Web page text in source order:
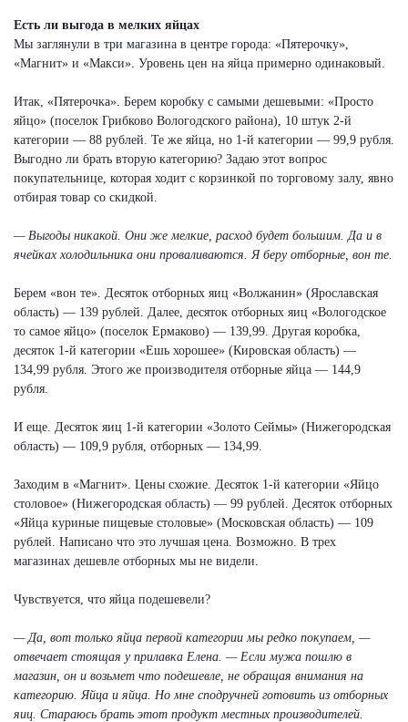
Есть ли выгода в мелких яйцах
Мы заглянули в три магазина в центре города: «Пятерочку»,
«Магнит» и «Макси». Уровень цен на яйца примерно одинаковый.
Итак, «Пятерочка». Берем коробку с самыми дешевыми: «Просто
яйцо» (поселок Грибково Вологодского района), 10 штук 2-й
категории — 88 рублей. Те же яйца, но 1-й категории — 99,9 рубля.
Выгодно ли брать вторую категорию? Задаю этот вопрос
покупательнице, которая ходит с корзинкой по торговому залу, явно
отбирая товар со скидкой.
— Выгоды никакой. Они же мелкие, расход будет большим. Да и в
ячейках холодильника они проваливаются. Я беру отборные, вон те.
Берем «вон те». Десяток отборных яиц «Волжанин» (Ярославская
область) — 139 рублей. Далее, десяток отборных яиц «Вологодское
то самое яйцо» (поселок Ермаково) — 139,99. Другая коробка,
десяток 1-й категории «Ешь хорошее» (Кировская область) —
134,99 рубля. Этого же производителя отборные яйца — 144,9
рубля.
И еще. Десяток яиц 1-й категории «Золото Сеймы» (Нижегородская
область) — 109,9 рубля, отборных — 134,99.
Заходим в «Магнит». Цены схожие. Десяток 1-й категории «Яйцо
столовое» (Нижегородская область) — 99 рублей. Десяток отборных
«Яйца куриные пищевые столовые» (Московская область) — 109
рублей. Написано что это лучшая цена. Возможно. В трех
магазинах дешевле отборных мы не видели.
Чувствуется, что яйца подешевели?
— Да, вот только яйца первой категории мы редко покупаем, —
отвечает стоящая у прилавка Елена. — Если мужа пошлю в
магазин, он и возьмет что подешевле, не обращая внимания на
категорию. Яйца и яйца. Но мне сподручней готовить из отборных
яиц. Стараюсь брать этот продукт местных производителей.